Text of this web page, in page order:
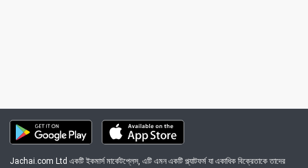
Jachai.com Ltd একটি ইকমার্স মার্কেটপ্লেস, এটি এমন একটি প্ল্যাটফর্ম যা একাধিক বিক্রেতাকে তাদের